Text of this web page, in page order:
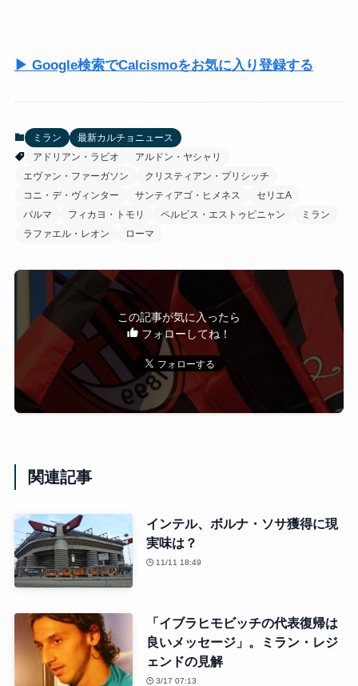
▶ Google検索でCalcismoをお気に入り登録する
ミラン
最新カルチョニュース
アドリアン・ラビオ
アルドン・ヤシャリ
エヴァン・ファーガソン
クリスティアン・プリシッチ
コニ・デ・ヴィンター
サンティアゴ・ヒメネス
セリエA
パルマ
フィカヨ・トモリ ペルビス・エストゥピニャン
ミラン
ラファエル・レオン
ローマ
この記事が気に入ったら
フォローしてね！
関連記事
インテル、ボルナ・ソサ獲得に現
実味は？
11/11 18:49
「イブラヒモビッチの代表復帰は
良いメッセージ」。ミラン・レジ
ェンドの見解
3/17 07:13